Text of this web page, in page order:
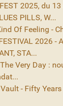
2025, du
PILLS, W...
Of Feeling -
2026 -
STA...
The Very Day :
Vault - Fifty